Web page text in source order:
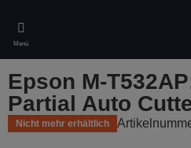
main
content
Menü
Epson M-
Partial Auto
Nicht mehr erhältlich